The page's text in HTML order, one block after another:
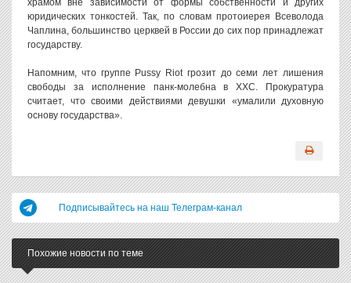
храмом вне зависимости от формы собственности и других
юридических тонкостей. Так, по словам протоиерея Всеволода
Чаплина, большинство церквей в России до сих пор принадлежат
государству.
Напомним, что группе Pussy Riot грозит до семи лет лишения
свободы за исполнение панк-молебна в ХХС. Прокуратура
считает, что своими действиями девушки «умалили духовную
основу государства».
Подписывайтесь на наш Телеграм-канал
Похожие новости по теме